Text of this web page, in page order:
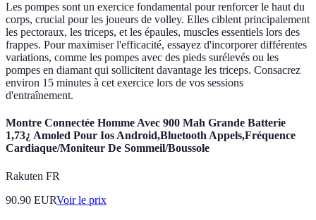
Les pompes sont un exercice fondamental pour renforcer le haut du
corps, crucial pour les joueurs de volley. Elles ciblent principalement
les pectoraux, les triceps, et les épaules, muscles essentiels lors des
frappes. Pour maximiser l'efficacité, essayez d'incorporer différentes
variations, comme les pompes avec des pieds surélevés ou les
pompes en diamant qui sollicitent davantage les triceps. Consacrez
environ 15 minutes à cet exercice lors de vos sessions
d'entraînement.
Montre Connectée Homme Avec 900 Mah Grande Batterie
1,73¿ Amoled Pour Ios Android,Bluetooth Appels,Fréquence
Cardiaque/Moniteur De Sommeil/Boussole
Rakuten FR
90.90 EURVoir le prix